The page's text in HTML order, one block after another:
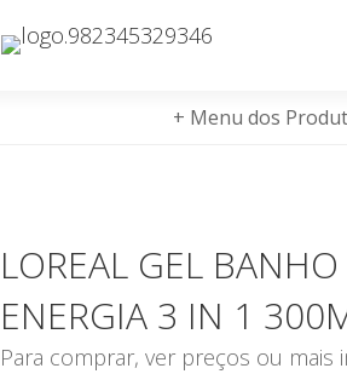
+ Menu dos
LOREAL GEL
ENERGIA 3 IN 1
Para comprar, ver preços ou mais